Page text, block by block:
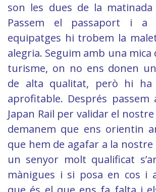
son les dues de la matinada
Passem el passaport i a
equipatges hi trobem la
alegria. Seguim amb una mica
turisme, on no ens donen
de alta qualitat, però hi ha
aprofitable. Després passem
Japan Rail per validar el nostre
demanem que ens orientin
que hem de agafar a la nostre
un senyor molt qualificat
mànigues i si posa en cos i